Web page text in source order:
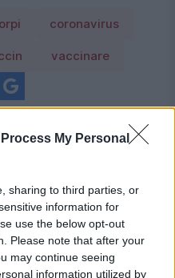
My Personal
sharing to third parties, or
information for
use the below opt-out
Please note that after your
may continue seeing
information utilized by
coronavirus
vaccinare